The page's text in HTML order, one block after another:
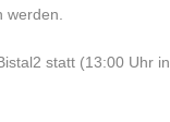
werden.
statt (13:00 Uhr in